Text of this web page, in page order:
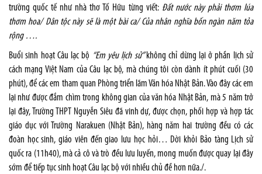
trường quốc tế như nhà thơ Tố Hữu từng viết: Đất nước này phải thơm lúa
thơm hoa/ Dân tộc này sẽ là một bài ca/ Của nhân nghĩa bốn ngàn năm tỏa
rộng ….
Buổi sinh hoạt Câu lạc bộ “Em yêu lịch sử”không chỉ dừng lại ở phần lịch sử
cách mạng Việt Nam của Câu lạc bộ, mà chúng tôi còn dành ít phút cuối (30
phút), để các em tham quan Phòng triển lãm Văn hóa Nhật Bản. Vào đây các em
lại như được đắm chìm trong không gian của văn hóa Nhật Bản, mà 5 năm trở
lại đây, Trường THPT Nguyễn Siêu đã vinh dự, được chọn, phối hợp và hợp tác
giáo dục với Trường Narakuen (Nhật Bản), hàng năm hai trường đều có các
đoàn học sinh, giáo viên đến giao lưu học hỏi… Dời khỏi Bảo tàng Lịch sử
quốc ra (11h40), mà cả cô và trò đều lưu luyến, mong muốn được quay lại đây
sớm để tiếp tục sinh hoạt Câu lạc bộ với nhiều chủ đề hơn nữa./.